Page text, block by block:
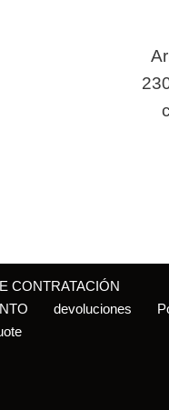
CONTRATACIÓN
devoluciones